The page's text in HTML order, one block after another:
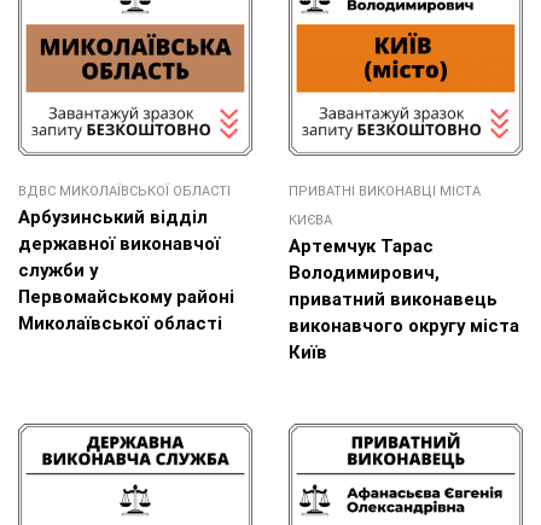
ВДВС МИКОЛАЇВСЬКОЇ ОБЛАСТІ
Арбузинський відділ
державної виконавчої
служби у
Первомайському районі
Миколаївської області
ПРИВАТНІ ВИКОНАВЦІ МІСТА
КИЄВА
Артемчук Тарас
Володимирович,
приватний виконавець
виконавчого округу міста
Київ